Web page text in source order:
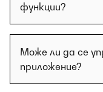
функции?
Може ли да се
приложение?